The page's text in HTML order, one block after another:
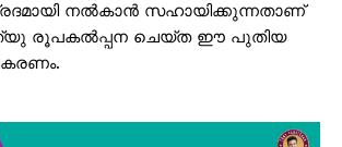
നൽകാൻ സഹായിക്കുന്നതാണ്
രൂപകൽപ്പന ചെയ്ത ഈ പുതിയ